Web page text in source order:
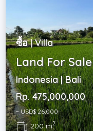
ซื้อ | Villa
Land For Sale
Indonesia | Bali
Rp. 475,000,000
~ USD$ 26,000
200 m2